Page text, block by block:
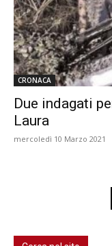
CRONACA
Due indagati
Laura
mercoledì 10 Marzo 2021